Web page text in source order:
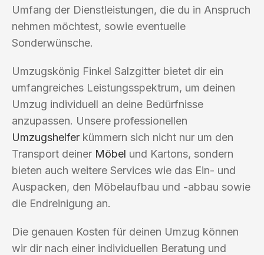
Umfang der Dienstleistungen, die du in Anspruch
nehmen möchtest, sowie eventuelle
Sonderwünsche.
Umzugskönig Finkel Salzgitter bietet dir ein
umfangreiches Leistungsspektrum, um deinen
Umzug individuell an deine Bedürfnisse
anzupassen. Unsere professionellen
Umzugshelfer kümmern sich nicht nur um den
Transport deiner Möbel und Kartons, sondern
bieten auch weitere Services wie das Ein- und
Auspacken, den Möbelaufbau und -abbau sowie
die Endreinigung an.
Die genauen Kosten für deinen Umzug können
wir dir nach einer individuellen Beratung und